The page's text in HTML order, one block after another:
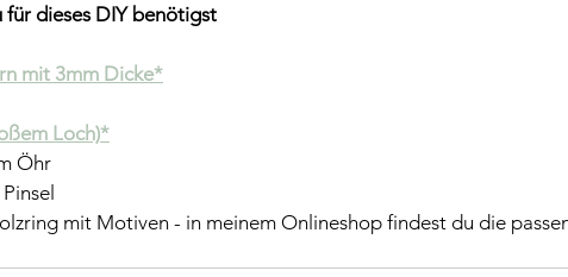
für dieses DIY benötigst
mit 3mm Dicke*
Loch)*
Öhr
mit Motiven - in meinem Onlineshop findest du die